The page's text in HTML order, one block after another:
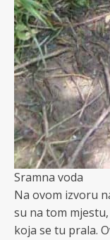
Sramna voda
Na ovom izvoru
su na tom
koja se tu prala.